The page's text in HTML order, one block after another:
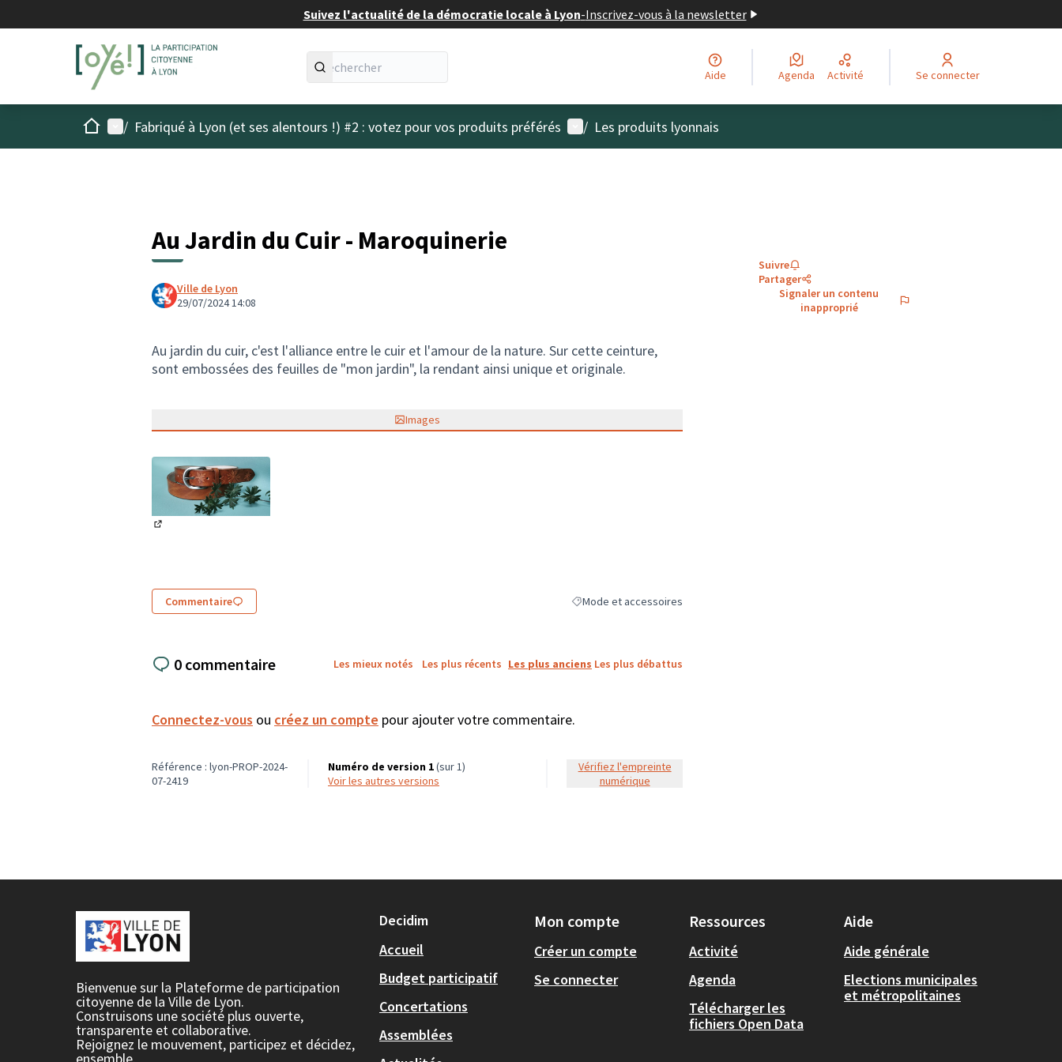
Suivez l'actualité de la démocratie locale à Lyon-Inscrivez-vous à la newsletter
Aide Agenda Activité Se connecter
AccueilMenu principal
/ Fabriqué à Lyon (et ses alentours !) #2 : votez pour vos produits préférés Menu utilisateur
/ Les produits lyonnais
Au Jardin du Cuir - Maroquinerie
Ville de Lyon
29/07/2024 14:08
Au jardin du cuir, c'est l'alliance entre le cuir et l'amour de la nature. Sur cette ceinture,
sont embossées des feuilles de "mon jardin", la rendant ainsi unique et originale.
Images
Commentaire Filtrer les résultats de la catégorie : Mode et accessoires
Mode et accessoires
Suivre
Partager
Signaler un contenu
inapproprié
0 commentaire Les mieux notés Les plus récents Les plus anciens Les plus débattus
Connectez-vous ou créez un compte pour ajouter votre commentaire.
Référence : lyon-PROP-2024-
07-2419
Numéro de version 1(sur 1)
voir les autres versions
Vérifiez l'empreinte
numérique
Bienvenue sur la Plateforme de participation
citoyenne de la Ville de Lyon.
Construisons une société plus ouverte,
transparente et collaborative.
Rejoignez le mouvement, participez et décidez,
Decidim
Accueil
Budget participatif
Concertations
Assemblées
Mon compte
Créer un compte
Se connecter
Ressources
Activité
Agenda
Télécharger les
fichiers Open Data
Aide
Aide générale
Elections municipales
et métropolitaines